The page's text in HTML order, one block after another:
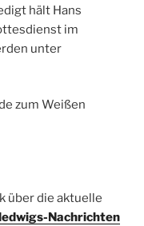
hält Hans
im
unter
zum Weißen
über die aktuelle
Nachrichten